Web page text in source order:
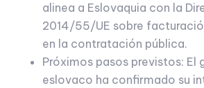
alinea a Eslovaquia con la
2014/55/UE sobre
en la contratación pública.
Próximos pasos previstos: El
eslovaco ha confirmado su